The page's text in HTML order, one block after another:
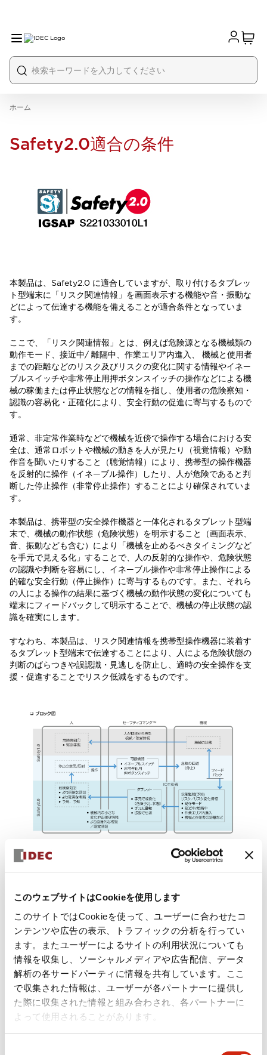
このウェブサイトはCookieを使用します
このサイトではCookieを使って、ユーザーに合わせたコ
ンテンツや広告の表示、トラフィックの分析を行ってい
ます。またユーザーによるサイトの利用状況についても
情報を収集し、ソーシャルメディアや広告配信、データ
解析の各サードパーティに情報を共有しています。ここ
で収集された情報は、ユーザーが各パートナーに提供し
た際に収集された情報と組み合わされ、各パートナーに
よって使用されることがあります。
ホーム
Safety2.0適合の条件
本製品は、Safety2.0 に適合していますが、取り付けるタブレッ
ト型端末に「リスク関連情報」を画面表示する機能や音・振動な
どによって伝達する機能を備えることが適合条件となっていま
す。
ここで、「リスク関連情報」とは、例えば危険源となる機械類の
動作モード、接近中/ 離隔中、作業エリア内進入、 機械と使用者
までの距離などのリスク及びリスクの変化に関する情報やイネ—
ブルスイッチや非常停止用押ボタンスイッチの操作などによる機
械の稼働または停止状態などの情報を指し、使用者の危険察知・
認識の容易化・正確化により、安全行動の促進に寄与するもので
す。
通常、非定常作業時などで機械を近傍で操作する場合における安
全は、通常ロボットや機械の動きを人が見たり（視覚情報）や動
作音を聞いたりすること（聴覚情報）により、携帯型の操作機器
を反射的に操作（イネ—ブル操作）したり、人が危険であると判
断した停止操作（非常停止操作）することにより確保されていま
す。
本製品は、携帯型の安全操作機器と一体化されるタブレット型端
末で、機械の動作状態（危険状態）を明示すること（画面表示、
音、振動なども含む）により「機械を止めるべきタイミングなど
を手元で見える化」することで、人の反射的な操作や、危険状態
の認識や判断を容易にし、イネ—ブル操作や非常停止操作による
的確な安全行動（停止操作）に寄与するものです。また、それら
の人による操作の結果に基づく機械の動作状態の変化についても
端末にフィードバックして明示することで、機械の停止状態の認
識を確実にします。
すなわち、本製品は、リスク関連情報を携帯型操作機器に装着す
るタブレット型端末で伝達することにより、人による危険状態の
判断のばらつきや誤認識・見逃しを防止し、適時の安全操作を支
援・促進することでリスク低減をするものです。
ロボット設備
協働ロボットの携帯型端末による手動操作、メンテナンス中でも
危険状態を的確に把握し、速やかに安全操作を促進する装置とし
て、使用者の安全・安心感向上のためにご使用いただけます。
協働ロボットとしての認証を取得したロボット単体は安全柵無し
で運用可能ですが、実際のアプリケーションとしてはツールとの
接触やワークとの挟まれなどのリスクが残されます。
特に協働ロボットの場合のリスク関連情報（例えば、人への接
近、速度超過、次に動く方向など）は、肉眼でロボットの動作や
姿勢を見たり、動作音を聞いたりしても、把握できるものではあ